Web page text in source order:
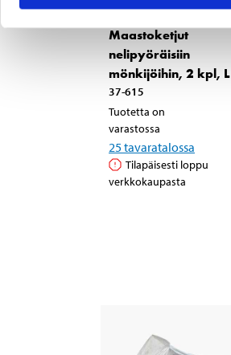
7495
Maastoketjut
nelipyöräisiin
mönkijöihin, 2 kpl, L
37-615
Tuotetta on
varastossa
25tavaratalossa
Tilapäisesti loppu
verkkokaupasta